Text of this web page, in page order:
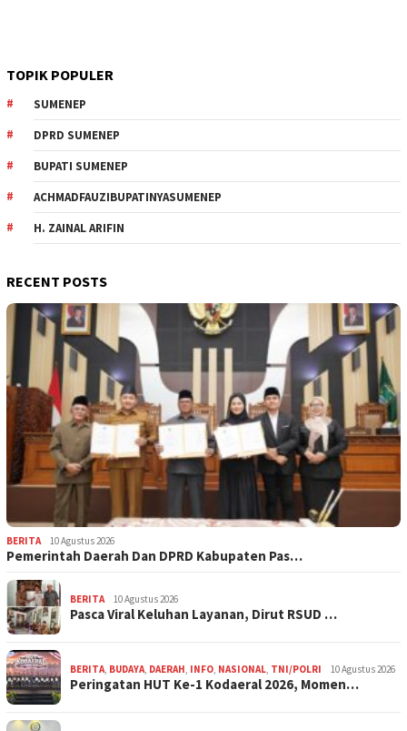
TOPIK POPULER
SUMENEP
DPRD SUMENEP
BUPATI SUMENEP
ACHMADFAUZIBUPATINYASUMENEP
H. ZAINAL ARIFIN
RECENT POSTS
BERITA 10 Agustus 2026
Pemerintah Daerah Dan DPRD Kabupaten Pas…
BERITA 10 Agustus 2026
Pasca Viral Keluhan Layanan, Dirut RSUD …
BERITA BUDAYA DAERAH INFO NASIONAL TNI/POLRI 10 Agustus 2026
Peringatan HUT Ke-1 Kodaeral 2026, Momen…